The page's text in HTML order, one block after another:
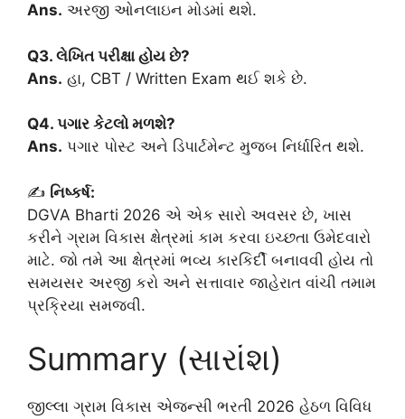
Ans. અરજી ઓનલાઇન મોડમાં થશે.
Q3. લેખિત પરીક્ષા હોય છે?
Ans. હા, CBT / Written Exam થઈ શકે છે.
Q4. પગાર કેટલો મળશે?
Ans. પગાર પોસ્ટ અને ડિપાર્ટમેન્ટ મુજબ નિર્ધારિત થશે.
✍️ નિષ્કર્ષ:
DGVA Bharti 2026 એ એક સારો અવસર છે, ખાસ
કરીને ગ્રામ વિકાસ ક્ષેત્રમાં કામ કરવા ઇચ્છતા ઉમેદવારો
માટે. જો તમે આ ક્ષેત્રમાં ભવ્ય કારકિર્દી બનાવવી હોય તો
સમયસર અરજી કરો અને સત્તાવાર જાહેરાત વાંચી તમામ
પ્રક્રિયા સમજવી.
Summary (સારાંશ)
જીલ્લા ગ્રામ વિકાસ એજન્સી ભરતી 2026 હેઠળ વિવિધ